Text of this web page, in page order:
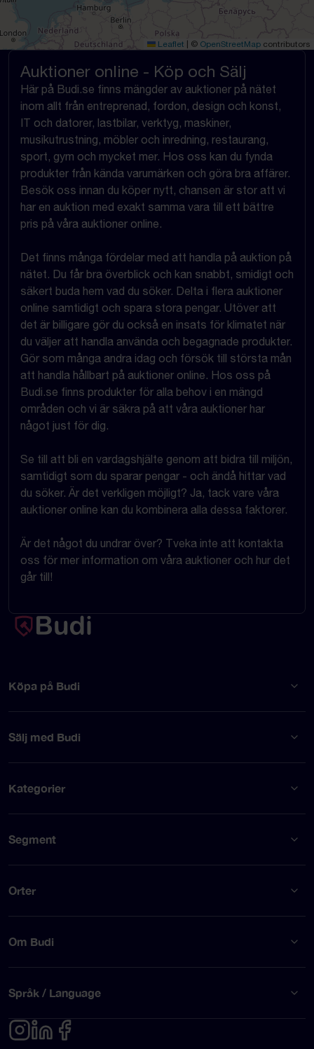
Leaflet | © OpenStreetMap contributors
Auktioner online - Köp och Sälj
Här på Budi.se finns mängder av auktioner på nätet
inom allt från entreprenad, fordon, design och konst,
IT och datorer, lastbilar, verktyg, maskiner,
musikutrustning, möbler och inredning, restaurang,
sport, gym och mycket mer. Hos oss kan du fynda
produkter från kända varumärken och göra bra affärer.
Besök oss innan du köper nytt, chansen är stor att vi
har en auktion med exakt samma vara till ett bättre
pris på våra auktioner online.
Det finns många fördelar med att handla på auktion på
nätet. Du får bra överblick och kan snabbt, smidigt och
säkert buda hem vad du söker. Delta i flera auktioner
online samtidigt och spara stora pengar. Utöver att
det är billigare gör du också en insats för klimatet när
du väljer att handla använda och begagnade produkter.
Gör som många andra idag och försök till största mån
att handla hållbart på auktioner online. Hos oss på
Budi.se finns produkter för alla behov i en mängd
områden och vi är säkra på att våra auktioner har
något just för dig.
Se till att bli en vardagshjälte genom att bidra till miljön,
samtidigt som du sparar pengar - och ändå hittar vad
du söker. Är det verkligen möjligt? Ja, tack vare våra
auktioner online kan du kombinera alla dessa faktorer.
Är det något du undrar över? Tveka inte att kontakta
oss för mer information om våra auktioner och hur det
går till!
Köpa på Budi
Sälj med Budi
Kategorier
Segment
Orter
Om Budi
Språk / Language